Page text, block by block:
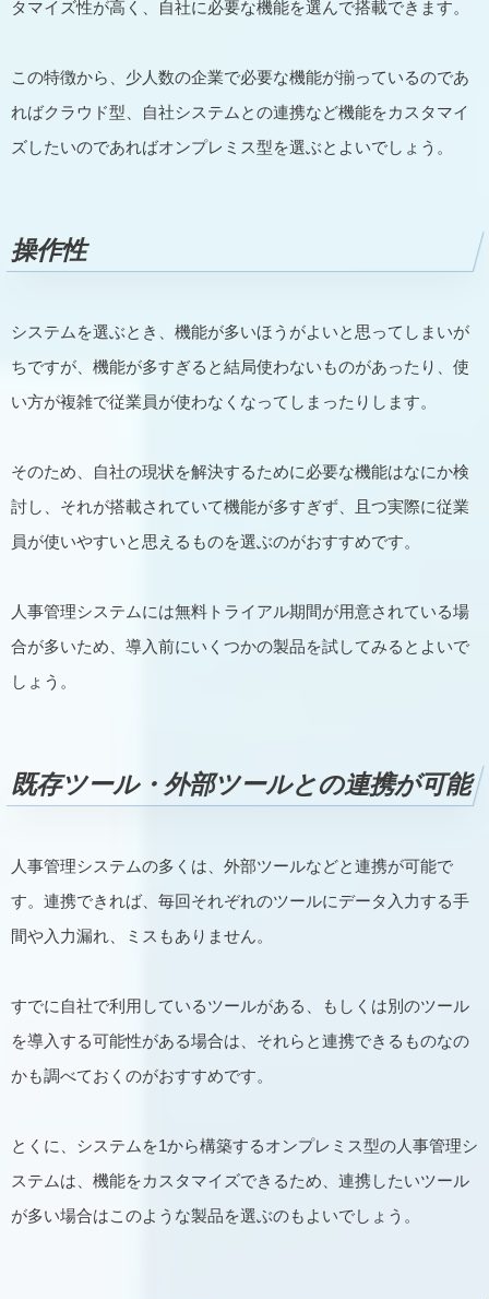
タマイズ性が高く、自社に必要な機能を選んで搭載できます。
この特徴から、少人数の企業で必要な機能が揃っているのであ
ればクラウド型、自社システムとの連携など機能をカスタマイ
ズしたいのであればオンプレミス型を選ぶとよいでしょう。
操作性
システムを選ぶとき、機能が多いほうがよいと思ってしまいが
ちですが、機能が多すぎると結局使わないものがあったり、使
い方が複雑で従業員が使わなくなってしまったりします。
そのため、自社の現状を解決するために必要な機能はなにか検
討し、それが搭載されていて機能が多すぎず、且つ実際に従業
員が使いやすいと思えるものを選ぶのがおすすめです。
人事管理システムには無料トライアル期間が用意されている場
合が多いため、導入前にいくつかの製品を試してみるとよいで
しょう。
既存ツール・外部ツールとの連携が可能
人事管理システムの多くは、外部ツールなどと連携が可能で
す。連携できれば、毎回それぞれのツールにデータ入力する手
間や入力漏れ、ミスもありません。
すでに自社で利用しているツールがある、もしくは別のツール
を導入する可能性がある場合は、それらと連携できるものなの
かも調べておくのがおすすめです。
とくに、システムを1から構築するオンプレミス型の人事管理シ
ステムは、機能をカスタマイズできるため、連携したいツール
が多い場合はこのような製品を選ぶのもよいでしょう。